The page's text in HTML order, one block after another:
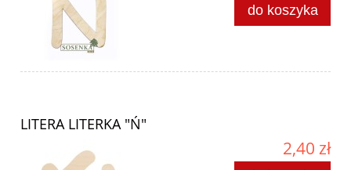
do koszyka
LITERA LITERKA "Ń"
2,40 zł